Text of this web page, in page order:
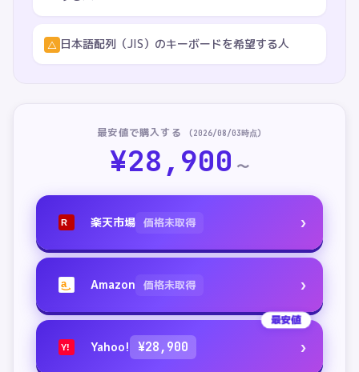
△ 日本語配列（JIS）のキーボードを希望する人
最安値で購入する (2026/08/03時点)
¥28,900 〜
R 楽天市場 価格未取得 ›
a Amazon 価格未取得 ›
最安値
Y! Yahoo! ¥28,900 ›